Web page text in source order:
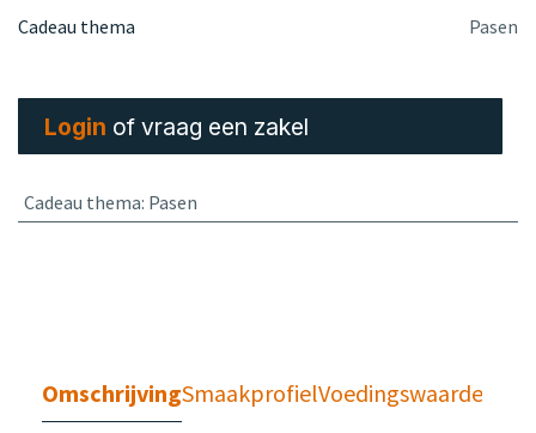
Cadeau thema Pasen
Login of vraag een zakel
Cadeau thema: Pasen
OmschrijvingSmaakprofielVoedingswaarden